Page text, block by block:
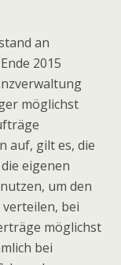
an
2015
möglichst
auf, gilt es, die
eigenen
um den
bei
möglichst
bei